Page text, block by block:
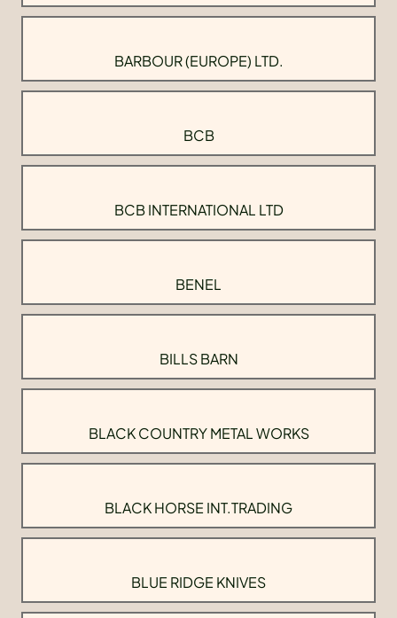
BARBOUR (EUROPE) LTD.
BCB
BCB INTERNATIONAL LTD
BENEL
BILLS BARN
BLACK COUNTRY METAL WORKS
BLACK HORSE INT.TRADING
BLUE RIDGE KNIVES